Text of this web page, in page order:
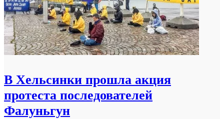
В Хельсинки прошла акция
протеста последователей
Фалуньгун